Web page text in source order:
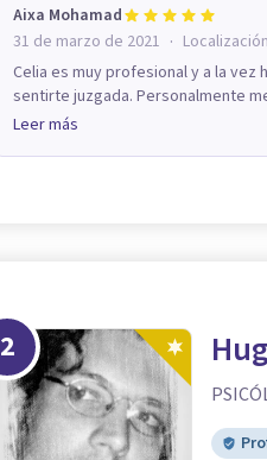
Aixa Mohamad
31 de marzo de 2021 ·
Celia es muy profesional y a la vez
sentirte juzgada. Personalmente
Leer más
2